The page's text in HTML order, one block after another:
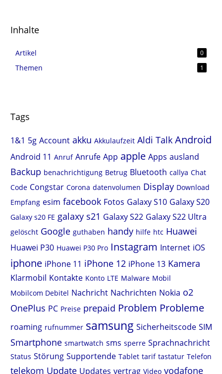
Inhalte
Artikel 0
Themen 1
Tags
1&1 5g Account akku Akkulaufzeit Aldi Talk Android
Android 11 Anruf Anrufe App apple Apps ausland
Backup benachrichtigung Betrug Bluetooth callya Chat
Code Congstar Corona datenvolumen Display Download
Empfang esim facebook Fotos Galaxy S10 Galaxy S20
Galaxy s20 FE galaxy s21 Galaxy S22 Galaxy S22 Ultra
gelöscht Google guthaben handy hilfe htc Huawei
Huawei P30 Huawei P30 Pro Instagram Internet iOS
iphone iPhone 11 iPhone 12 iPhone 13 Kamera
Klarmobil Kontakte Konto LTE Malware Mobil
Mobilcom Debitel Nachricht Nachrichten Nokia o2
OnePlus PC Preise prepaid Problem Probleme
roaming rufnummer samsung Sicherheitscode SIM
Smartphone smartwatch sms sperre Sprachnachricht
Status Störung Supportende Tablet tarif tastatur Telefon
telekom Update Updates vertrag Video vodafone